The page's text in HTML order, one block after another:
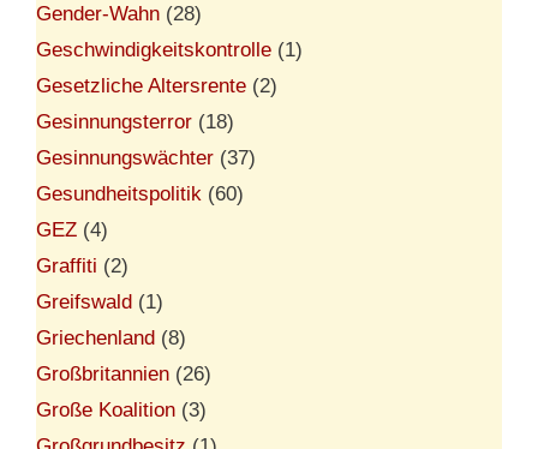
Gender-Wahn (28)
Geschwindigkeitskontrolle (1)
Gesetzliche Altersrente (2)
Gesinnungsterror (18)
Gesinnungswächter (37)
Gesundheitspolitik (60)
GEZ (4)
Graffiti (2)
Greifswald (1)
Griechenland (8)
Großbritannien (26)
Große Koalition (3)